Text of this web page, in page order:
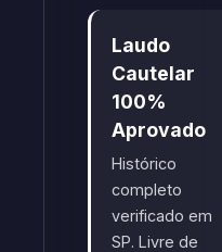
Laudo
Cautelar
100%
Aprovado
Histórico
completo
verificado em
SP. Livre de